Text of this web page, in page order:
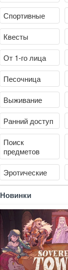
Спортивные
Квесты
От 1-го лица
Песочница
Выживание
Ранний доступ
Поиск
предметов
Эротические
Новинки